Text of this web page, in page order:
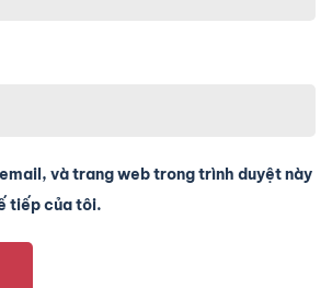
và trang web trong trình duyệt này
tiếp của tôi.